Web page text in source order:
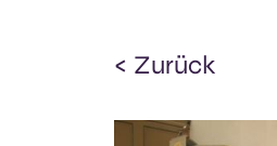
< Zurück